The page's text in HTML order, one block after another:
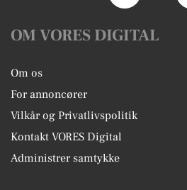
OM VORES DIGITAL
Om os
For annoncører
Vilkår og Privatlivspolitik
Kontakt VORES Digital
Administrer samtykke